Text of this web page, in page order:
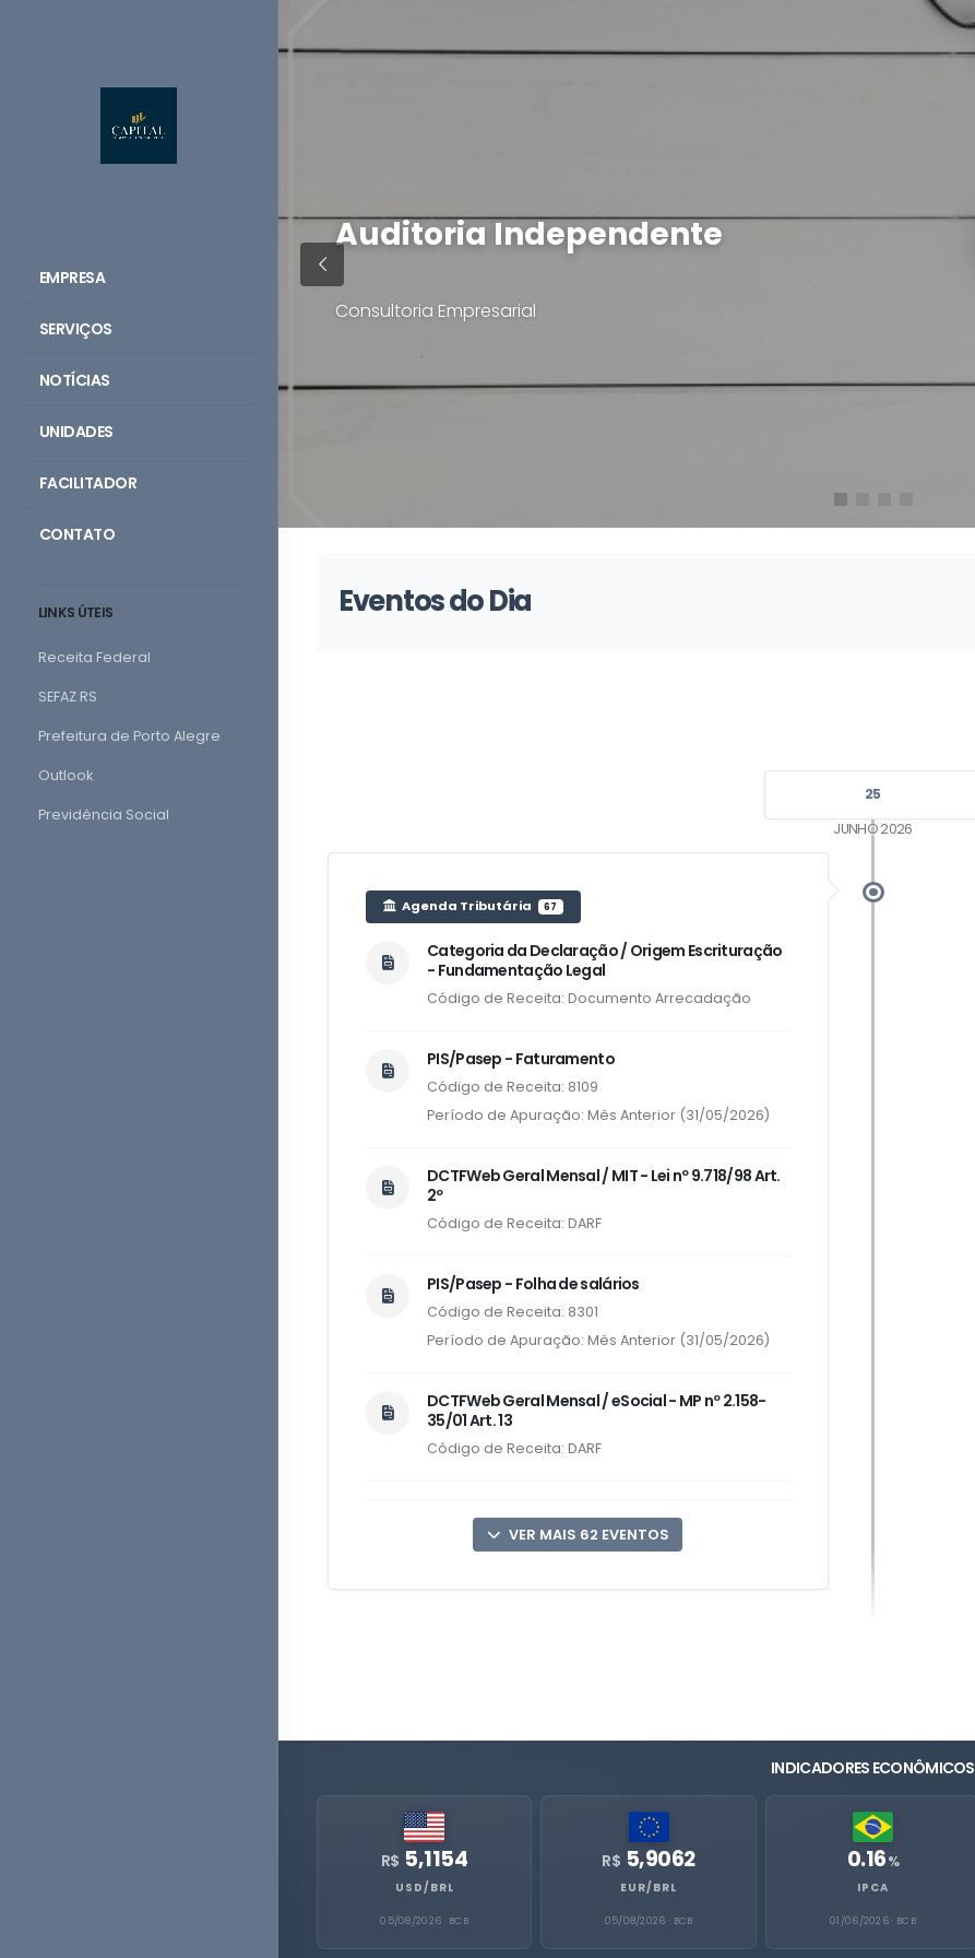
EMPRESA
SERVIÇOS
NOTÍCIAS
UNIDADES
FACILITADOR
CONTATO
LINKS ÚTEIS
Receita Federal
SEFAZ RS
Prefeitura de Porto Alegre
Outlook
Previdência Social
Auditoria Independente
Consultoria Empresarial
Eventos do Dia
25
JUNHO 2026
Agenda Tributária 67
Categoria da Declaração / Origem Escrituração
- Fundamentação Legal
Código de Receita: Documento Arrecadação
PIS/Pasep - Faturamento
Código de Receita: 8109
Período de Apuração: Mês Anterior (31/05/2026)
DCTFWeb Geral Mensal / MIT - Lei nº 9.718/98 Art.
2º
Código de Receita: DARF
PIS/Pasep - Folha de salários
Código de Receita: 8301
Período de Apuração: Mês Anterior (31/05/2026)
DCTFWeb Geral Mensal / eSocial - MP nº 2.158-
35/01 Art. 13
Código de Receita: DARF
VER MAIS 62 EVENTOS
INDICADORES ECONÔMICOS
R$ 5,1154
USD/BRL
05/08/2026 · BCB
R$ 5,9062
EUR/BRL
05/08/2026 · BCB
0.16%
IPCA
01/06/2026 · BCB